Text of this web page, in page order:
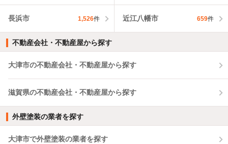
長浜市 1,526件 近江八幡市 659件
不動産会社・不動産屋から探す
大津市の不動産会社・不動産屋から探す
滋賀県の不動産会社・不動産屋から探す
外壁塗装の業者を探す
大津市で外壁塗装の業者を探す